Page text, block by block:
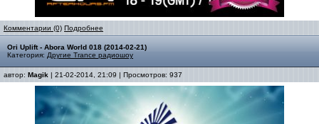
Комментарии (0) Подробнее
Ori Uplift - Abora World 018 (2014-02-21)
Категория: Другие Trance радиошоу
автор: Magik | 21-02-2014, 21:09 | Просмотров: 937